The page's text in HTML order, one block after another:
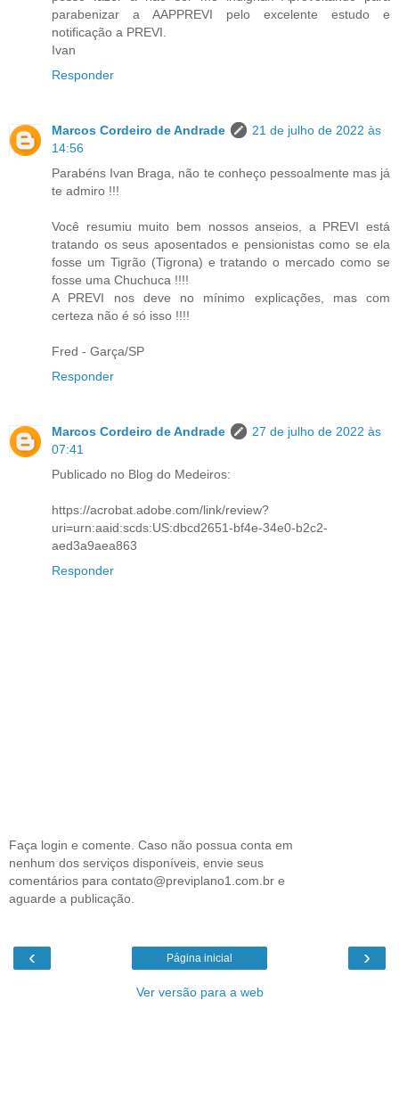
parabenizar a AAPPREVI pelo excelente estudo e
notificação a PREVI.
Ivan
Responder
Marcos Cordeiro de Andrade
21 de julho de 2022 às
14:56
Parabéns Ivan Braga, não te conheço pessoalmente mas já
te admiro !!!
Você resumiu muito bem nossos anseios, a PREVI está
tratando os seus aposentados e pensionistas como se ela
fosse um Tigrão (Tigrona) e tratando o mercado como se
fosse uma Chuchuca !!!!
A PREVI nos deve no mínimo explicações, mas com
certeza não é só isso !!!!
Fred - Garça/SP
Responder
Marcos Cordeiro de Andrade
27 de julho de 2022 às
07:41
Publicado no Blog do Medeiros:
https://acrobat.adobe.com/link/review?
uri=urn:aaid:scds:US:dbcd2651-bf4e-34e0-b2c2-
aed3a9aea863
Responder
Faça login e comente. Caso não possua conta em
nenhum dos serviços disponíveis, envie seus
comentários para contato@previplano1.com.br e
aguarde a publicação.
‹ ›
Página inicial
Ver versão para a web